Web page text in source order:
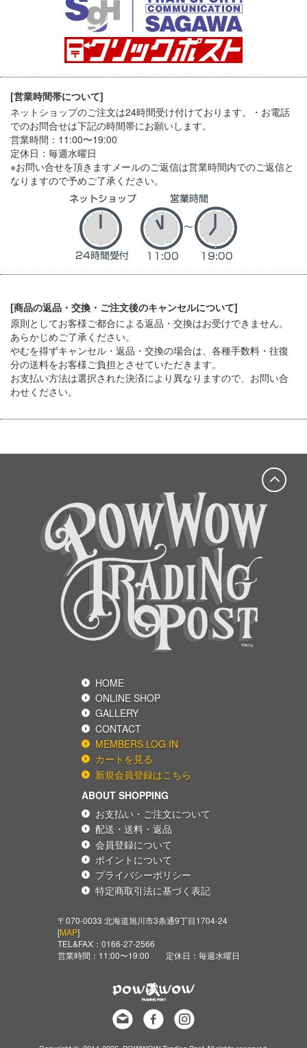
[営業時間帯について]
ネットショップのご注文は24時間受け付けております。・お電話
でのお問合せは下記の時間帯にお願いします。
営業時間：11:00〜19:00
定休日：毎週水曜日
※お問い合せを頂きますメールのご返信は営業時間内でのご返信と
なりますので予めご了承ください。
[商品の返品・交換・ご注文後のキャンセルについて]
原則としてお客様ご都合による返品・交換はお受けできません。
あらかじめご了承ください。
やむを得ずキャンセル・返品・交換の場合は、各種手数料・往復
分の送料をお客様ご負担とさせていただきます。
お支払い方法は選択された決済により異なりますので、お問い合
わせください。
HOME
GALLERY
ONLINE SHOP
CONTACT
MEMBERS LOG IN
新規会員登録はこちら
カートを見る
ABOUT SHOPPING
お支払い・ご注文について
会員登録について
プライバシーポリシー
配送・送料・返品
ポイントについて
特定商取引法に基づく表記
〒070-0033 北海道旭川市3条通9丁目1704-24
[MAP]
TEL&FAX： 0166-27-2566
営業時間：11:00〜19:00 定休日：毎週水曜日